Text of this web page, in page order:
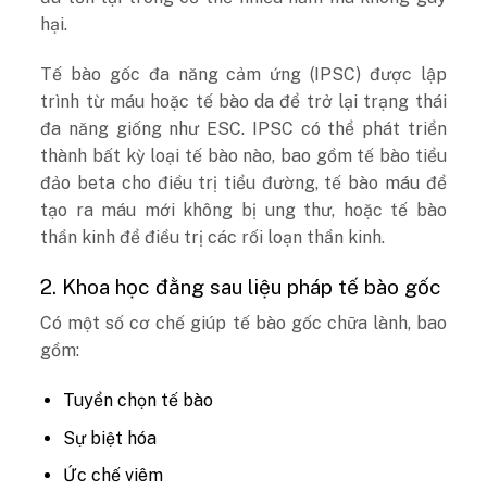
hại.
Tế bào gốc đa năng cảm ứng (IPSC) được lập
trình từ máu hoặc tế bào da để trở lại trạng thái
đa năng giống như ESC. IPSC có thể phát triển
thành bất kỳ loại tế bào nào, bao gồm tế bào tiểu
đảo beta cho điều trị tiểu đường, tế bào máu để
tạo ra máu mới không bị ung thư, hoặc tế bào
thần kinh để điều trị các rối loạn thần kinh.
2. Khoa học đằng sau liệu pháp tế bào gốc
Có một số cơ chế giúp tế bào gốc chữa lành, bao
gồm:
Tuyển chọn tế bào
Sự biệt hóa
Ức chế viêm